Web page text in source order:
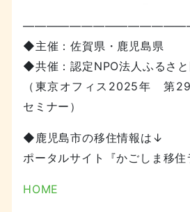
◆主催：佐賀県・鹿児島県
◆共催：認定NPO法人ふるさ
（東京オフィス2025年 第
セミナー）
◆鹿児島市の移住情報は↓
ポータルサイト『かごしま移住
HOME